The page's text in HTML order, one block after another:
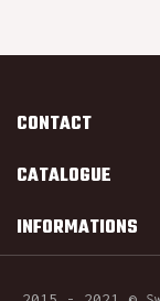
CONTACT
CATALOGUE
INFORMATIONS